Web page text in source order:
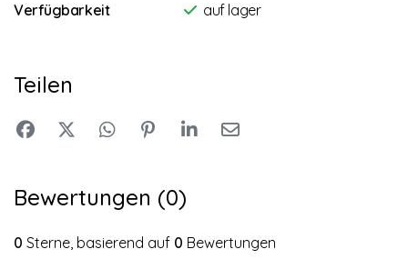
Verfügbarkeit
auf lager
Teilen
Bewertungen (0)
0 Sterne, basierend auf 0 Bewertungen